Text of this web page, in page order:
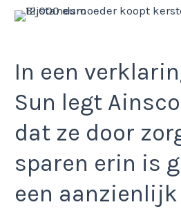
In een
Sun legt
dat ze door
sparen erin is
een